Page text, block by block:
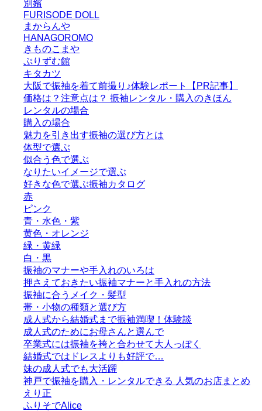
別嬪
FURISODE DOLL
まからんや
HANAGOROMO
きものこまや
ぷりずむ館
キタカツ
大阪で振袖を着て前撮り♪体験レポート【PR記事】
価格は？注意点は？ 振袖レンタル・購入のきほん
レンタルの場合
購入の場合
魅力を引き出す振袖の選び方とは
体型で選ぶ
似合う色で選ぶ
なりたいイメージで選ぶ
好きな色で選ぶ振袖カタログ
赤
ピンク
青・水色・紫
黄色・オレンジ
緑・黄緑
白・黒
振袖のマナーや手入れのいろは
押さえておきたい振袖マナーと手入れの方法
振袖に合うメイク・髪型
帯・小物の種類と選び方
成人式から結婚式まで振袖満喫！体験談
成人式のためにお母さんと選んで
卒業式には振袖を袴と合わせて大人っぽく
結婚式ではドレスよりも好評で…
妹の成人式でも大活躍
神戸で振袖を購入・レンタルできる 人気のお店まとめ
えり正
ふりそでAlice